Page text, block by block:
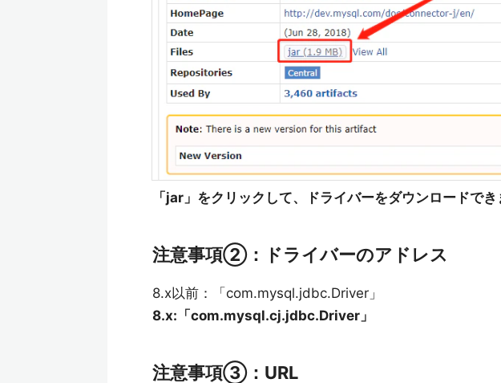
「jar」をクリックして、ドライバーをダウンロードでき
注意事項②：ドライバーのアドレス
8.x以前：「com.mysql.jdbc.Driver」
8.x:「com.mysql.cj.jdbc.Driver」
注意事項③：URL